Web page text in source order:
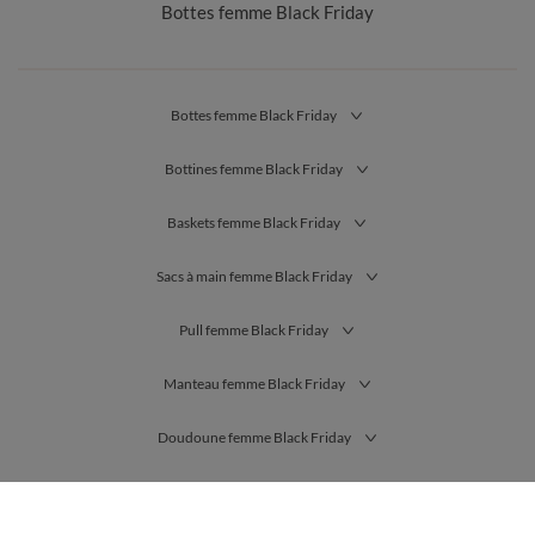
Bottes femme Black Friday
Bottes femme Black Friday
Bottines femme Black Friday
Baskets femme Black Friday
Sacs à main femme Black Friday
Pull femme Black Friday
Manteau femme Black Friday
Doudoune femme Black Friday